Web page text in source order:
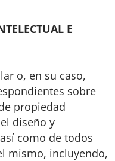
E
o, en su caso,
sobre
propiedad
diseño y
como de todos
mismo, incluyendo,